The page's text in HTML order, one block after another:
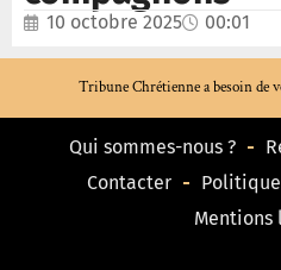
10 octobre 2025 00:01
Tribune Chrétienne a besoin de
Qui sommes-nous ?
Contacter
Mentions